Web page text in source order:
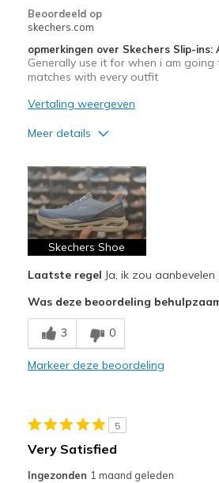
Beoordeeld op
skechers.com
opmerkingen over Skechers Slip-
Generally use it for when i am
matches with every outfit
Vertaling weergeven
Meer details
Attractive Design
Breathe Well
Durable
Stylish
Beste toepassingen
Going Out
Width
Feels true to width
Skechers Shoe
Laatste regel Ja, ik zou
Was deze beoordeling
3 0
Markeer deze beoordeling
5
Very Satisfied
Ingezonden 1 maand geleden